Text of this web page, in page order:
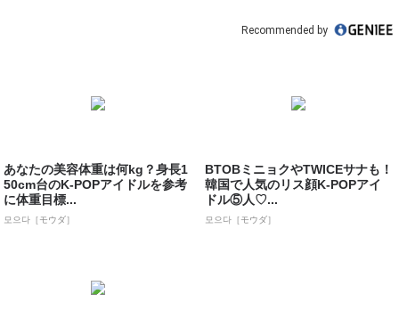
Recommended by
あなたの美容体重は何kg？身長1
50cm台のK-POPアイドルを参考
に体重目標...
모으다［モウダ］
BTOBミニョクやTWICEサナも！
韓国で人気のリス顔K-POPアイ
ドル⑤人♡...
모으다［モウダ］